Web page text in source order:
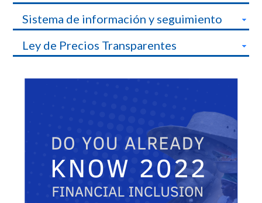
Sistema de información y seguimiento
Ley de Precios Transparentes